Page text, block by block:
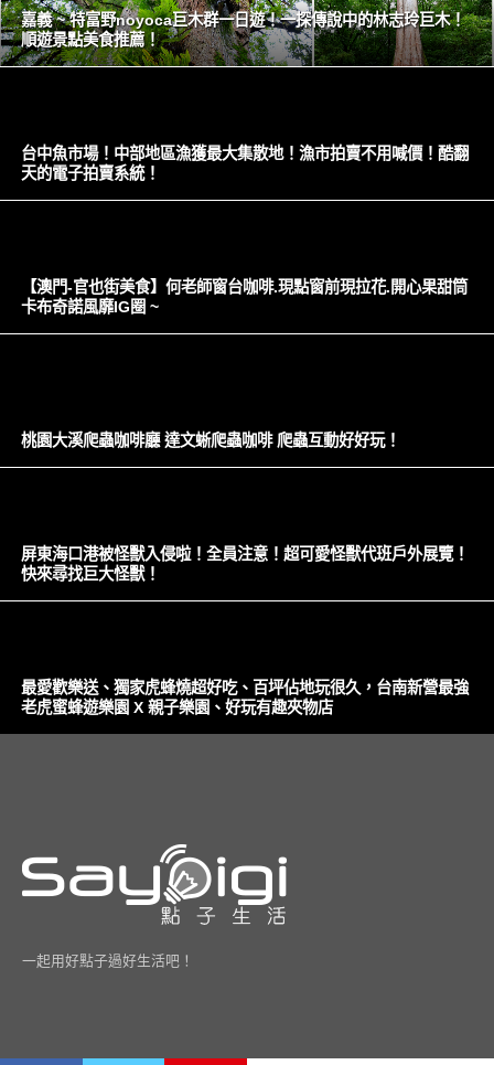
嘉義 ~ 特富野noyoca巨木群一日遊！一探傳說中的林志玲巨木！
順遊景點美食推薦！
台中魚市場！中部地區漁獲最大集散地！漁市拍賣不用喊價！酷翻
天的電子拍賣系統！
【澳門-官也街美食】何老師窗台咖啡.現點窗前現拉花.開心果甜筒
卡布奇諾風靡IG圈 ~
桃園大溪爬蟲咖啡廳 達文蜥爬蟲咖啡 爬蟲互動好好玩！
屏東海口港被怪獸入侵啦！全員注意！超可愛怪獸代班戶外展覽！
快來尋找巨大怪獸！
最愛歡樂送、獨家虎蜂燒超好吃、百坪佔地玩很久，台南新營最強
老虎蜜蜂遊樂園 X 親子樂園、好玩有趣夾物店
一起用好點子過好生活吧！